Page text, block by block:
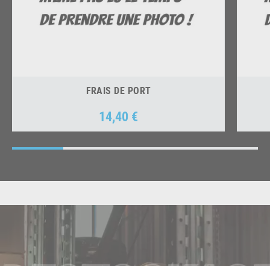
FRAIS DE PORT
Prix
14,40 €